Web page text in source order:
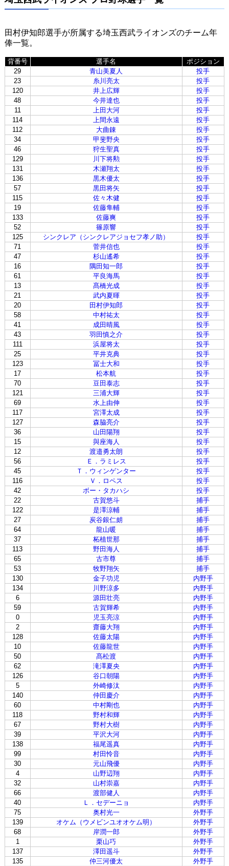
田村伊知郎選手が所属する埼玉西武ライオンズのチーム年
俸一覧。
背番号 選手名
ポジション
29
青山美夏人
投手
23
糸川亮太
投手
120
井上広輝
投手
48
今井達也
投手
11
上田大河
投手
114
上間永遠
投手
112
大曲錬
投手
34
甲斐野央
投手
46
狩生聖真
投手
129
川下将勲
投手
131
木瀬翔太
投手
136
黒木優太
投手
57
黒田将矢
投手
115
佐々木健
投手
19
佐藤隼輔
投手
133
佐藤爽
投手
52
篠原響
投手
125
シンクレア（シンクレアジョセフ孝ノ助）
投手
71
菅井信也
投手
47
杉山遙希
投手
16
隅田知一郎
投手
61
平良海馬
投手
13
髙橋光成
投手
21
武内夏暉
投手
20
田村伊知郎
投手
58
中村祐太
投手
41
成田晴風
投手
43
羽田慎之介
投手
111
浜屋将太
投手
25
平井克典
投手
123
冨士大和
投手
17
松本航
投手
70
豆田泰志
投手
121
三浦大輝
投手
69
水上由伸
投手
117
宮澤太成
投手
127
森脇亮介
投手
36
山田陽翔
投手
15
與座海人
投手
12
渡邉勇太朗
投手
56
Ｅ．ラミレス
投手
45
Ｔ．ウィンゲンター
投手
116
Ｖ．ロペス
投手
42
ボー・タカハシ
投手
22
古賀悠斗
捕手
122
是澤涼輔
捕手
27
炭谷銀仁朗
捕手
64
龍山暖
捕手
37
柘植世那
捕手
113
野田海人
捕手
65
古市尊
捕手
53
牧野翔矢
捕手
130
金子功児
内野手
134
川野涼多
内野手
6
源田壮亮
内野手
59
古賀輝希
内野手
0
児玉亮涼
内野手
2
齋藤大翔
内野手
128
佐藤太陽
内野手
10
佐藤龍世
内野手
50
髙松渡
内野手
62
滝澤夏央
内野手
126
谷口朝陽
内野手
5
外崎修汰
内野手
140
仲田慶介
内野手
60
中村剛也
内野手
118
野村和輝
内野手
67
野村大樹
内野手
39
平沢大河
内野手
138
福尾遥真
内野手
99
村田怜音
内野手
30
元山飛優
内野手
4
山野辺翔
内野手
32
山村崇嘉
内野手
66
渡部健人
内野手
40
Ｌ．セデーニョ
内野手
75
奥村光一
外野手
139
オケム（ウメビンユオオケム明）
外野手
68
岸潤一郎
外野手
1
栗山巧
外野手
137
澤田遥斗
外野手
135
仲三河優太
外野手